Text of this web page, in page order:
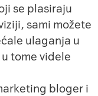
se plasiraju
sami možete
ulaganja u
tome videle
bloger i